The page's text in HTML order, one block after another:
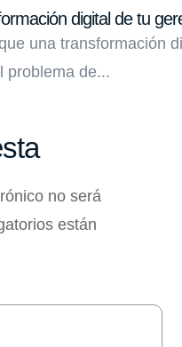
digital de tu
una transformación
problema de...
no será
están